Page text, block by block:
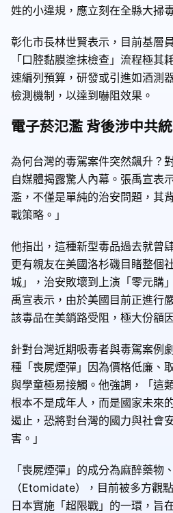
姓的小違規，應立刻在全縣大掃
彰化市長林世賢表示，目前基層
「口腔黏膜塗抹檢查」流程極其
速編列預算，研發或引進如酒測
檢測機制，以達到嚇阻效果。
電子菸氾濫 背後涉中共
為何台灣的毒駕案件突然飆升？
自媒體揭露驚人內幕。張禹宣表
濫，不僅是單純的治安問題，其
戰策略。」
他指出，這種新型毒品過去就曾
更有親友在美國洛杉磯目睹整個
城」，治安敗壞到上演「零元購
禹宣表示，由於美國目前正進行
該毒品在美銷路受阻，極大份額
針對台灣近期吸毒者與毒駕案例
種「喪屍煙彈」因為價格低廉、
與學童極易接觸。他強調，「這
根本不是成年人，而是國家未來
遏止，恐將對台灣的國力與社會
害。」
「喪屍煙彈」的成分為麻醉藥物
（Etomidate），目前被多方觀
日本實施「超限戰」的一環，旨